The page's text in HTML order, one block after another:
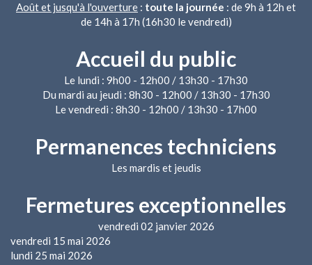
Août et jusqu'à l'ouverture : toute la journée : de 9h à 12h et
de 14h à 17h (16h30 le vendredi)
Accueil du public
Le lundi : 9h00 - 12h00 / 13h30 - 17h30
Du mardi au jeudi : 8h30 - 12h00 / 13h30 - 17h30
Le vendredi : 8h30 - 12h00 / 13h30 - 17h00
Permanences techniciens
Les mardis et jeudis
Fermetures exceptionnelles
vendredi 02 janvier 2026
vendredi 15 mai 2026
lundi 25 mai 2026